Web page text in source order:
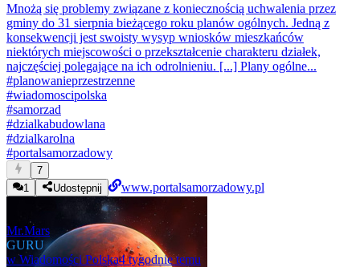
Mnożą się problemy związane z koniecznością uchwalenia przez
gminy do 31 sierpnia bieżącego roku planów ogólnych. Jedną z
konsekwencji jest swoisty wysyp wniosków mieszkańców
niektórych miejscowości o przekształcenie charakteru działek,
najczęściej polegające na ich odrolnieniu. [...] Plany ogólne...
#planowanieprzestrzenne
#wiadomoscipolska
#samorzad
#dzialkabudowlana
#dzialkarolna
#portalsamorzadowy
7
1
Udostępnij www.portalsamorzadowy.pl
Mr.Mars
GURU
w Wiadomości Polska4 tygodnie temu